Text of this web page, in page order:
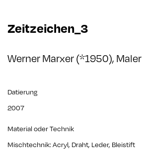
Zeitzeichen_3
Werner Marxer (*1950), Maler
Datierung
2007
Material oder Technik
Mischtechnik: Acryl, Draht, Leder, Bleistift